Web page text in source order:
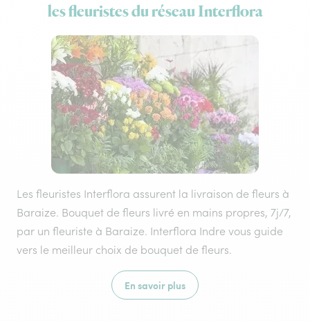
les fleuristes du réseau Interflora
Les fleuristes Interflora assurent la livraison de fleurs à
Baraize. Bouquet de fleurs livré en mains propres, 7j/7,
par un fleuriste à Baraize. Interflora Indre vous guide
vers le meilleur choix de bouquet de fleurs.
En savoir plus